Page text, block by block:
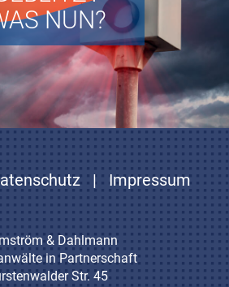
NUN?
| Impressum
& Dahlmann
in Partnerschaft
Str. 45